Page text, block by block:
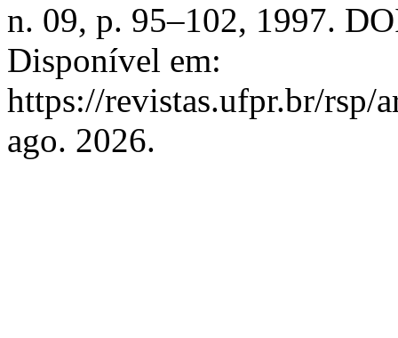
n. 09, p. 95–102, 1997.
Disponível em:
https://revistas.ufpr.br/rsp/
ago. 2026.